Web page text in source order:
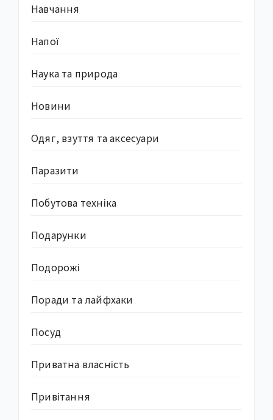
Навчання
Напої
Наука та природа
Новини
Одяг, взуття та аксесуари
Паразити
Побутова техніка
Подарунки
Подорожі
Поради та лайфхаки
Посуд
Приватна власність
Привітання